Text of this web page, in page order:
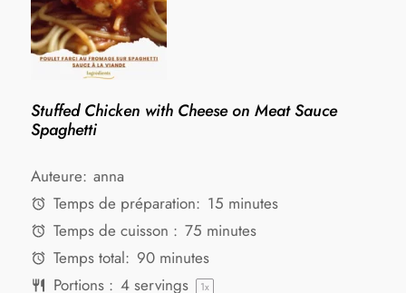
Stuffed Chicken with Cheese on Meat Sauce
Spaghetti
Auteure: anna
Temps de préparation: 15 minutes
Temps de cuisson : 75 minutes
Temps total: 90 minutes
Portions : 4servings 1x